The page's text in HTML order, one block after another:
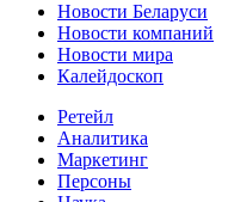
Новости Беларуси
Новости компаний
Новости мира
Калейдоскоп
Ретейл
Аналитика
Маркетинг
Персоны